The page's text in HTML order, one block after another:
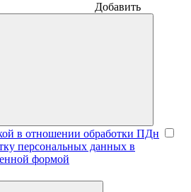
Добавить
в отношении обработки ПДн
персональных данных в
формой